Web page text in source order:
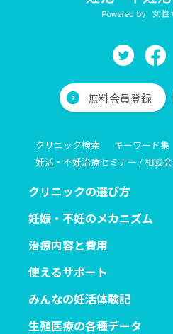
無料会員登録
クリニック検索
キーワード集
妊活・不妊治療セミナー / 相談会
クリニックの選び方
妊娠・不妊のメカニズム
治療内容と費用
使えるサポート
みんなの妊活体験記
生殖医療の各種データ